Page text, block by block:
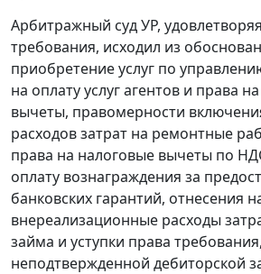
Арбитражный суд УР,
требования, исходил из
приобретение услуг по
на оплату услуг агентов и права
вычеты, правомерности
расходов затрат на ремонтные
права на налоговые вычеты по
оплату вознаграждения за
банковских гарантий, отнесения
внереализационные расходы
займа и уступки права
неподтвержденной дебиторской